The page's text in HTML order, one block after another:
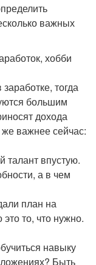
важных
хобби
тогда
большим
дохода
же важнее сейчас:
талант впустую.
а в чем
план на
то, что нужно.
навыку
Быть